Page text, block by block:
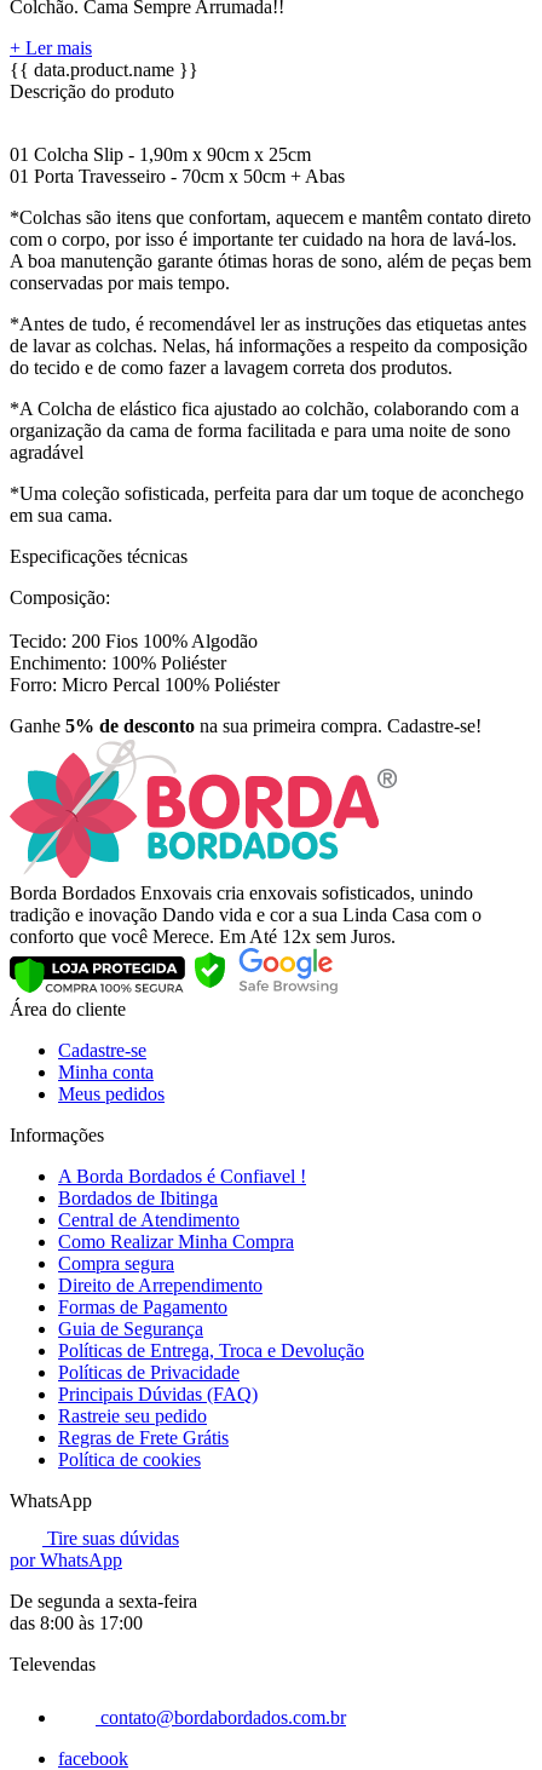
Colchão. Cama Sempre Arrumada!!
+ Ler mais
{{ data.product.name }}
Descrição do produto
01 Colcha Slip - 1,90m x 90cm x 25cm
01 Porta Travesseiro - 70cm x 50cm + Abas
*Colchas são itens que confortam, aquecem e mantêm contato direto
com o corpo, por isso é importante ter cuidado na hora de lavá-los.
A boa manutenção garante ótimas horas de sono, além de peças bem
conservadas por mais tempo.
*Antes de tudo, é recomendável ler as instruções das etiquetas antes
de lavar as colchas. Nelas, há informações a respeito da composição
do tecido e de como fazer a lavagem correta dos produtos.
*A Colcha de elástico fica ajustado ao colchão, colaborando com a
organização da cama de forma facilitada e para uma noite de sono
agradável
*Uma coleção sofisticada, perfeita para dar um toque de aconchego
em sua cama.
Especificações técnicas
Composição:
Tecido: 200 Fios 100% Algodão
Enchimento: 100% Poliéster
Forro: Micro Percal 100% Poliéster
Ganhe 5% de desconto na sua primeira compra. Cadastre-se!
Borda Bordados Enxovais cria enxovais sofisticados, unindo
tradição e inovação Dando vida e cor a sua Linda Casa com o
conforto que você Merece. Em Até 12x sem Juros.
Área do cliente
Cadastre-se
Minha conta
Meus pedidos
Informações
A Borda Bordados é Confiavel !
Bordados de Ibitinga
Central de Atendimento
Como Realizar Minha Compra
Compra segura
Direito de Arrependimento
Formas de Pagamento
Guia de Segurança
Políticas de Entrega, Troca e Devolução
Políticas de Privacidade
Principais Dúvidas (FAQ)
Rastreie seu pedido
Regras de Frete Grátis
Política de cookies
WhatsApp
Tire suas dúvidas
por WhatsApp
De segunda a sexta-feira
das 8:00 às 17:00
Televendas
contato@bordabordados.com.br
facebook